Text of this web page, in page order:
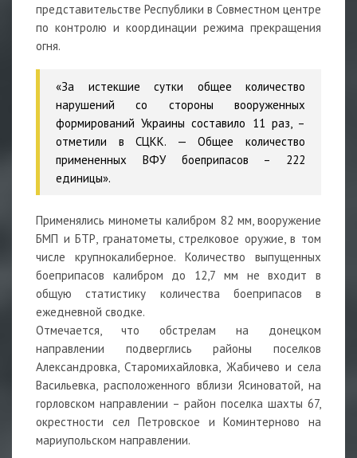
представительстве Республики в Совместном центре
по контролю и координации режима прекращения
огня.
«За истекшие сутки общее количество
нарушений со стороны вооруженных
формирований Украины составило 11 раз, –
отметили в СЦКК. — Общее количество
примененных ВФУ боеприпасов – 222
единицы».
Применялись минометы калибром 82 мм, вооружение
БМП и БТР, гранатометы, стрелковое оружие, в том
числе крупнокалиберное. Количество выпущенных
боеприпасов калибром до 12,7 мм не входит в
общую статистику количества боеприпасов в
ежедневной сводке.
Отмечается, что обстрелам на донецком
направлении подверглись районы поселков
Александровка, Старомихайловка, Жабичево и села
Васильевка, расположенного вблизи Ясиноватой, на
горловском направлении – район поселка шахты 67,
окрестности сел Петровское и Коминтерново на
мариупольском направлении.